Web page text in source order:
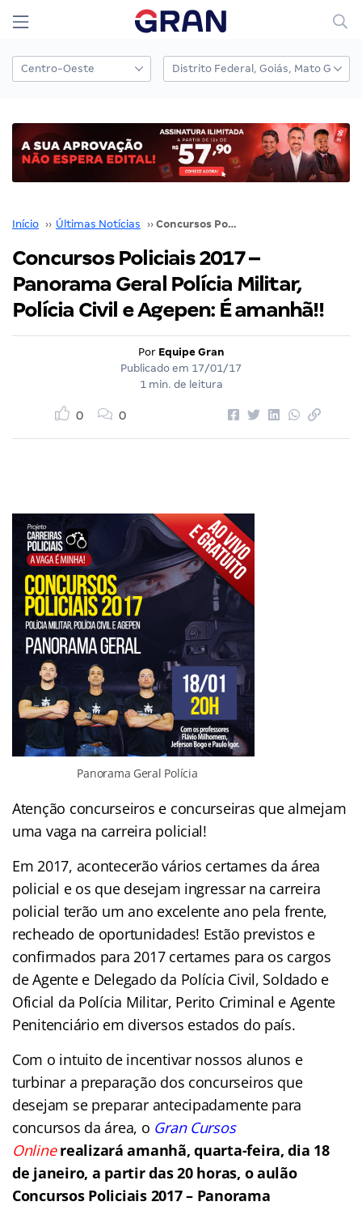
Início ›› Últimas Notícias ›› Concursos Policiais 2017 – Panorama Geral Polícia Militar, Polícia Civil e Agepen: É amanhã!!
Concursos Policiais 2017 –
Panorama Geral Polícia Militar,
Polícia Civil e Agepen: É amanhã!!
Por Equipe Gran
Publicado em 17/01/17
1 min. de leitura
0 0
Panorama Geral Polícia
Atenção concurseiros e concurseiras que almejam
uma vaga na carreira policial!
Em 2017, acontecerão vários certames da área
policial e os que desejam ingressar na carreira
policial terão um ano excelente ano pela frente,
recheado de oportunidades! Estão previstos e
confirmados para 2017 certames para os cargos
de Agente e Delegado da Polícia Civil, Soldado e
Oficial da Polícia Militar, Perito Criminal e Agente
Penitenciário em diversos estados do país.
Com o intuito de incentivar nossos alunos e
turbinar a preparação dos concurseiros que
desejam se preparar antecipadamente para
concursos da área, o Gran Cursos
Online realizará amanhã, quarta-feira, dia 18
de janeiro, a partir das 20 horas, o aulão
Concursos Policiais 2017 – Panorama